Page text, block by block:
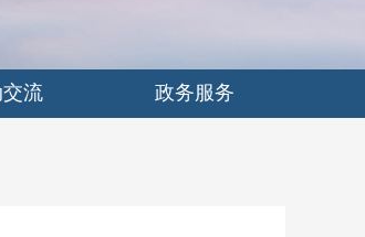
流 政务服务